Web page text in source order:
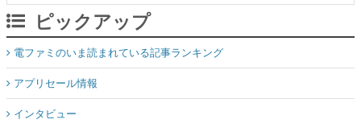
ピックアップ
電ファミのいま読まれている記事ランキング
アプリセール情報
インタビュー